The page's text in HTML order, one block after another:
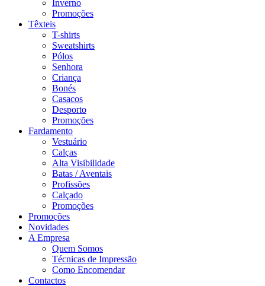
Inverno
Promoções
Têxteis
T-shirts
Sweatshirts
Pólos
Senhora
Criança
Bonés
Casacos
Desporto
Promoções
Fardamento
Vestuário
Calças
Alta Visibilidade
Batas / Aventais
Profissões
Calçado
Promoções
Promoções
Novidades
A Empresa
Quem Somos
Técnicas de Impressão
Como Encomendar
Contactos